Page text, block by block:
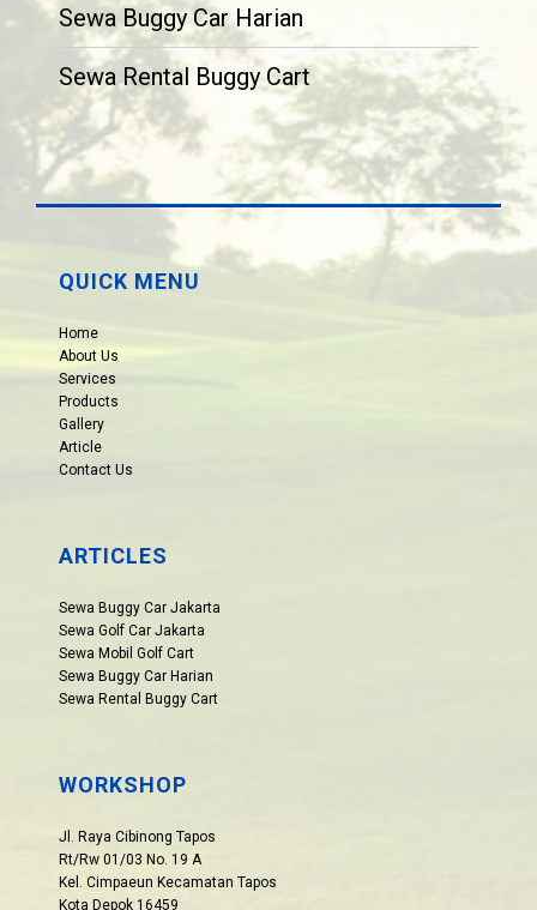
Sewa Buggy Car Harian
Sewa Rental Buggy Cart
QUICK MENU
Home
About Us
Services
Products
Gallery
Article
Contact Us
ARTICLES
Sewa Buggy Car Jakarta
Sewa Golf Car Jakarta
Sewa Mobil Golf Cart
Sewa Buggy Car Harian
Sewa Rental Buggy Cart
WORKSHOP
Jl. Raya Cibinong Tapos
Rt/Rw 01/03 No. 19 A
Kel. Cimpaeun Kecamatan Tapos
Kota Depok 16459